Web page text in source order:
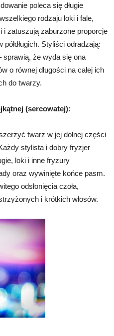
poleca się długie
rodzaju loki i fale,
i zatuszują zaburzone proporcje
Styliści odradzają:
sprawią, że wyda się ona
o równej długości na całej ich
do twarzy.
(sercowatej):
twarz w jej dolnej części
stylista i dobry fryzjer
loki i inne fryzury
oraz wywinięte końce pasm.
odsłonięcia czoła,
i krótkich włosów.